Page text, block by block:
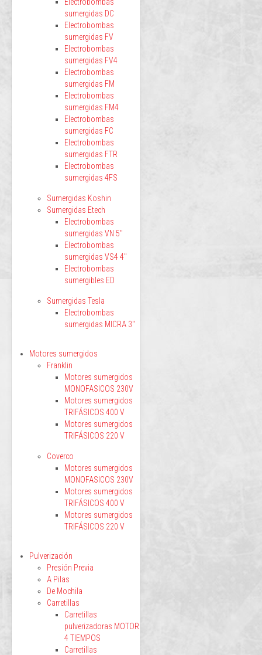
sumergidas DC
Electrobombas
sumergidas FV
Electrobombas
sumergidas FV4
Electrobombas
sumergidas FM
Electrobombas
sumergidas FM4
Electrobombas
sumergidas FC
Electrobombas
sumergidas FTR
Electrobombas
sumergidas 4FS
Sumergidas Koshin
Sumergidas Etech
Electrobombas
sumergidas VN 5"
Electrobombas
sumergidas VS4 4"
Electrobombas
sumergibles ED
Sumergidas Tesla
Electrobombas
sumergidas MICRA 3"
Motores sumergidos
Franklin
Motores sumergidos
MONOFASICOS 230V
Motores sumergidos
TRIFÁSICOS 400 V
Motores sumergidos
TRIFÁSICOS 220 V
Coverco
Motores sumergidos
MONOFASICOS 230V
Motores sumergidos
TRIFÁSICOS 400 V
Motores sumergidos
TRIFÁSICOS 220 V
Pulverización
Presión Previa
A Pilas
De Mochila
Carretillas
Carretillas
pulverizadoras MOTOR
4 TIEMPOS
Carretillas